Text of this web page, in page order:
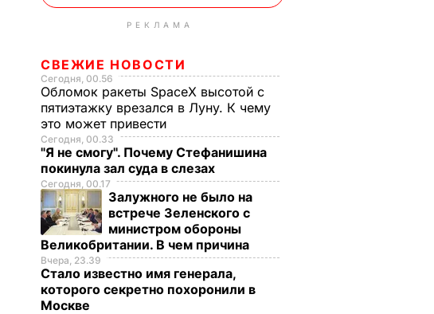
РЕКЛАМА
СВЕЖИЕ НОВОСТИ
Сегодня, 00.56
Обломок ракеты SpaceX высотой с
пятиэтажку врезался в Луну. К чему
это может привести
Сегодня, 00.33
"Я не смогу". Почему Стефанишина
покинула зал суда в слезах
Сегодня, 00.17
Залужного не было на
встрече Зеленского с
министром обороны
Великобритании. В чем причина
Вчера, 23.39
Стало известно имя генерала,
которого секретно похоронили в
Москве